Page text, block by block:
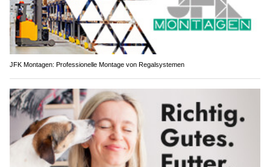
JFK Montagen: Professionelle Montage von Regalsystemen